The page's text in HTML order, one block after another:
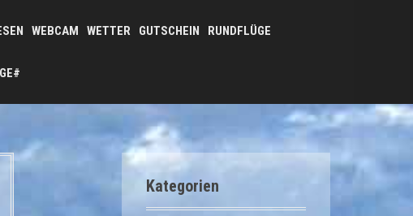
WEBCAM WETTER GUTSCHEIN RUNDFLÜGE
Kategorien